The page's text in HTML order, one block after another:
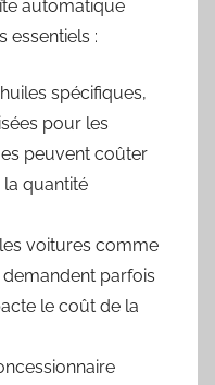
automatique
essentiels :
spécifiques,
pour les
peuvent coûter
la quantité
voitures comme
parfois
le coût de la